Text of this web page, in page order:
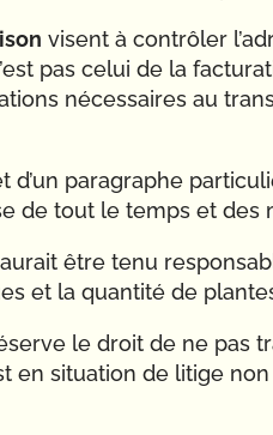
visent à contrôler
pas celui de la
nécessaires au
d’un paragraphe
de tout le temps et
être tenu
et la quantité de
le droit de ne pas
en situation de litige